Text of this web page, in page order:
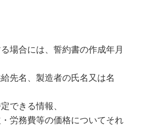
場合には、誓約書の作成年月
先名、製造者の氏名又は名
できる情報、
労務費等の価格についてそれ